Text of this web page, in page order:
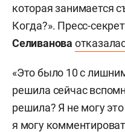
которая занимается
Когда?». Пресс-
Селиванова
«Это было 10 с
решила сейчас
решила? Я не могу
я могу